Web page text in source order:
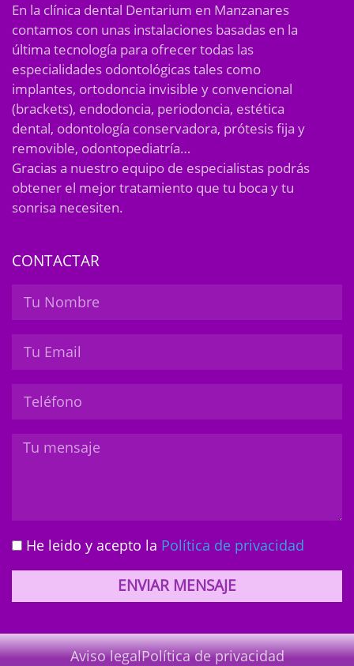
En la clínica dental Dentarium en Manzanares
contamos con unas instalaciones basadas en la
última tecnología para ofrecer todas las
especialidades odontológicas tales como
implantes, ortodoncia invisible y convencional
(brackets), endodoncia, periodoncia, estética
dental, odontología conservadora, prótesis fija y
removible, odontopediatría…
Gracias a nuestro equipo de especialistas podrás
obtener el mejor tratamiento que tu boca y tu
sonrisa necesiten.
CONTACTAR
He leido y acepto la Política de privacidad
ENVIAR MENSAJE
Aviso legalPolítica de privacidad